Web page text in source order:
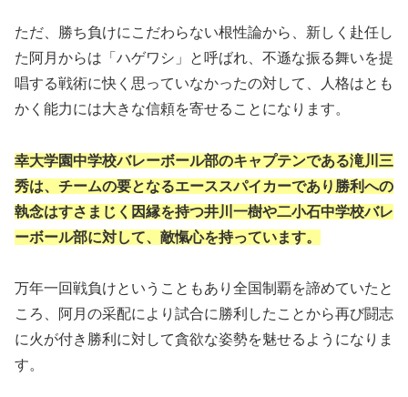
ただ、勝ち負けにこだわらない根性論から、新しく赴任し
た阿月からは「ハゲワシ」と呼ばれ、不遜な振る舞いを提
唱する戦術に快く思っていなかったの対して、人格はとも
かく能力には大きな信頼を寄せることになります。
幸大学園中学校バレーボール部のキャプテンである滝川三
秀は、チームの要となるエーススパイカーであり勝利への
執念はすさまじく因縁を持つ井川一樹や二小石中学校バレ
ーボール部に対して、敵愾心を持っています。
万年一回戦負けということもあり全国制覇を諦めていたと
ころ、阿月の采配により試合に勝利したことから再び闘志
に火が付き勝利に対して貪欲な姿勢を魅せるようになりま
す。